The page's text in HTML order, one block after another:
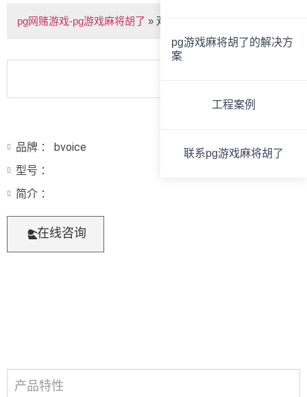
pg游戏麻将胡了的解决方
案
工程案例
联系pg游戏麻将胡了
pg网赌游戏-pg游戏麻将胡了 » 双键对讲终端bvs-d112
品牌 ： bvoice
型号 ：
简介 ：
在线咨询
产品特性